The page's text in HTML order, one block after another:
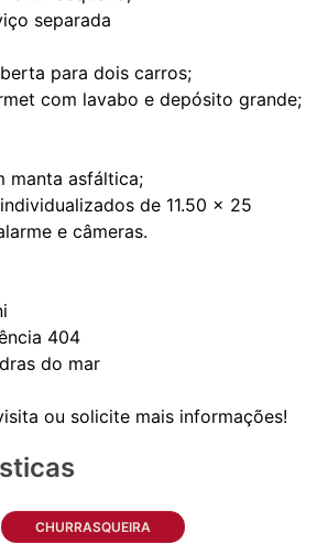
separada
para dois carros;
com lavabo e depósito grande;
manta asfáltica;
de 11.50 x 25
e câmeras.
404
do mar
CHURRASQUEIRA